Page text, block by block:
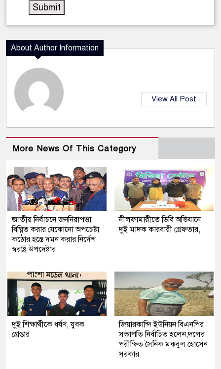
About Author Information
View All Post
More News Of This Category
জাতীয় নির্বাচনে জননিরাপত্তা
বিঘ্নিত করার যেকোনো অপচেষ্টা
কঠোর হস্তে দমন করার নির্দেশ
স্বরাষ্ট্র উপদেষ্টার
নীলফামারীতে ডিবি অভিযানে
দুই মাদক কারবারী গ্রেফতার,
দুই শিক্ষার্থীকে ধর্ষণ, যুবক
গ্রেপ্তার
জিয়ারকান্দি ইউনিয়ন বিএনপির
সভাপতি নির্বাচিত হলেন,দলের
পরীক্ষিত সৈনিক মকবুল হোসেন
সরকার